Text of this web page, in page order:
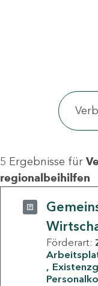
5 Ergebnisse für
regionalbeihilfen
Förderart: